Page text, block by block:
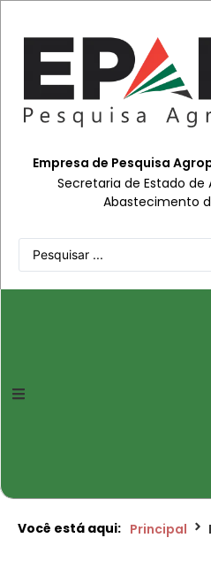
Empresa de Pesquisa
Secretaria de Estado de
Abastecimento
Você está aqui: Principal